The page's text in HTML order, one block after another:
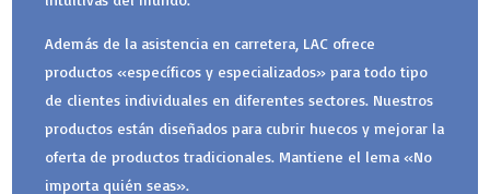
Además de la asistencia en carretera, LAC ofrece
productos «específicos y especializados» para todo tipo
de clientes individuales en diferentes sectores. Nuestros
productos están diseñados para cubrir huecos y mejorar la
oferta de productos tradicionales. Mantiene el lema «No
importa quién seas».